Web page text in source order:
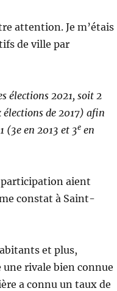
attention. Je m’étais
de ville par
élections 2021, soit 2
de 2017) afin
(3e en 2013 et 3een
participation aient
constat à Saint-
et plus,
rivale bien connue
a connu un taux de